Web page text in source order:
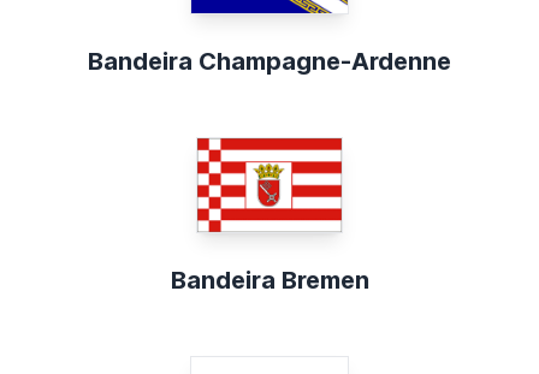
Bandeira Champagne-Ardenne
Bandeira Bremen